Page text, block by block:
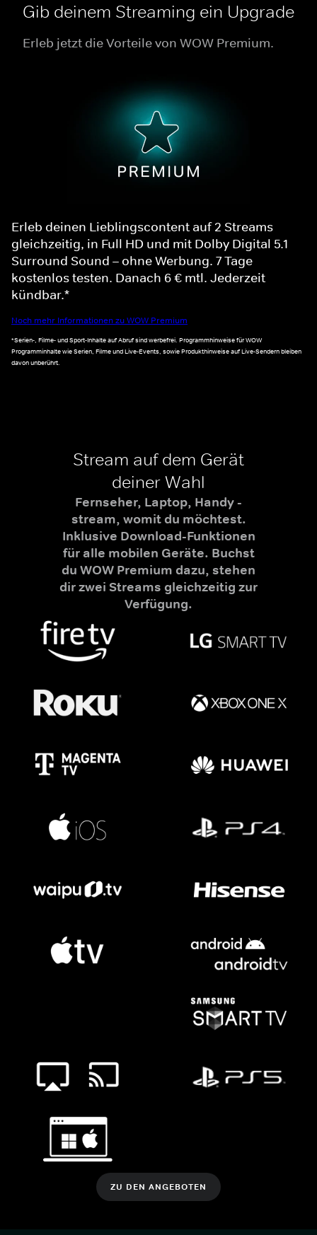
Gib deinem Streaming ein Upgrade
Erleb jetzt die Vorteile von WOW Premium.
Erleb deinen Lieblingscontent auf 2 Streams
gleichzeitig, in Full HD und mit Dolby Digital 5.1
Surround Sound – ohne Werbung. 7 Tage
kostenlos testen. Danach 6 € mtl. Jederzeit
kündbar.*
Noch mehr Informationen zu WOW Premium
*Serien-, Filme- und Sport-Inhalte auf Abruf sind werbefrei. Programmhinweise für WOW
Programminhalte wie Serien, Filme und Live-Events, sowie Produkthinweise auf Live-Sendern bleiben
davon unberührt.
Stream auf dem Gerät
deiner Wahl
Fernseher, Laptop, Handy -
stream, womit du möchtest.
Inklusive Download-Funktionen
für alle mobilen Geräte. Buchst
du WOW Premium dazu, stehen
dir zwei Streams gleichzeitig zur
Verfügung.
ZU DEN ANGEBOTEN